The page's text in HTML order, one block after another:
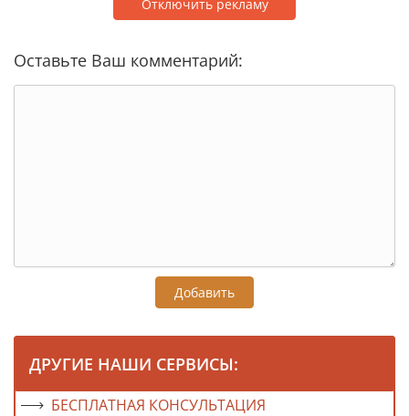
Отключить рекламу
Оставьте Ваш комментарий:
Добавить
ДРУГИЕ НАШИ СЕРВИСЫ:
БЕСПЛАТНАЯ КОНСУЛЬТАЦИЯ